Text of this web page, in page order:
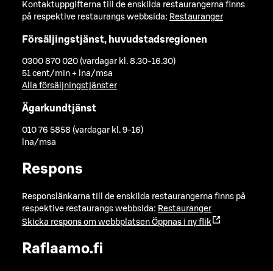
Kontaktuppgifterna till de enskilda restaurangerna finns
på respektive restaurangs webbsida: Restauranger
Försäljingstjänst, huvudstadsregionen
0300 870 020 (vardagar kl. 8.30-16.30)
51 cent/min + lna/msa
Alla försäljningstjänster
Ägarkundtjänst
010 76 5858 (vardagar kl. 9-16)
lna/msa
Respons
Responslänkarna till de enskilda restaurangerna finns på
respektive restaurangs webbsida: Restauranger
Skicka respons om webbplatsen Öppnas i ny flik
Raflaamo.fi